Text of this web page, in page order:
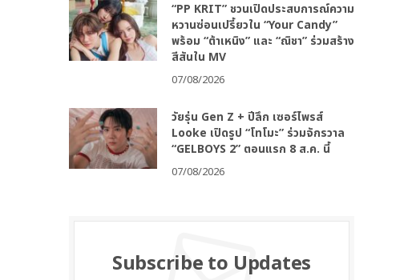
“PP KRIT” ชวนเปิดประสบการณ์ความ
หวานซ่อนเปรี้ยวใน “Your Candy”
พร้อม “ต้าเหนิง” และ “ณิชา” ร่วมสร้าง
สีสันใน MV
07/08/2026
วัยรุ่น Gen Z + ปีลึก เซอร์ไพรส์
Looke เปิดรูป “โทโมะ” ร่วมจักรวาล
“GELBOYS 2” ตอนแรก 8 ส.ค. นี้
07/08/2026
Subscribe to Updates